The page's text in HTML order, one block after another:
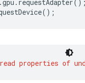
.gpu . requestAdapter
();